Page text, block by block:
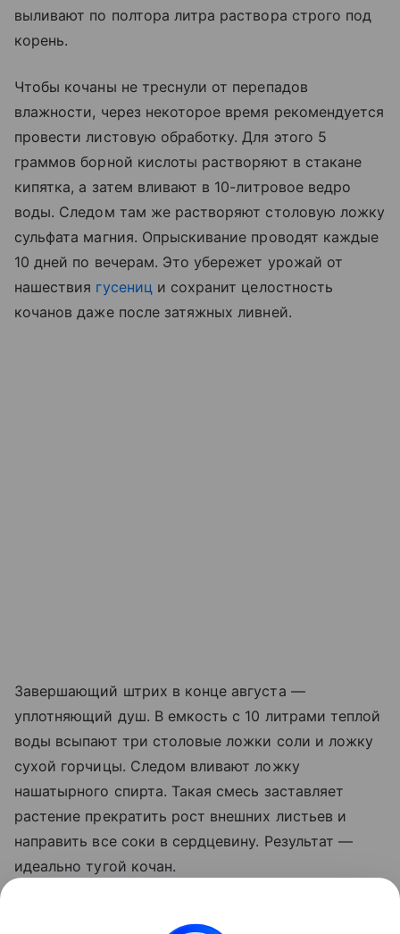
выливают по полтора литра раствора строго под
корень.
Чтобы кочаны не треснули от перепадов
влажности, через некоторое время рекомендуется
провести листовую обработку. Для этого 5
граммов борной кислоты растворяют в стакане
кипятка, а затем вливают в 10-литровое ведро
воды. Следом там же растворяют столовую ложку
сульфата магния. Опрыскивание проводят каждые
10 дней по вечерам. Это убережет урожай от
нашествия гусениц и сохранит целостность
кочанов даже после затяжных ливней.
Завершающий штрих в конце августа —
уплотняющий душ. В емкость с 10 литрами теплой
воды всыпают три столовые ложки соли и ложку
сухой горчицы. Следом вливают ложку
нашатырного спирта. Такая смесь заставляет
растение прекратить рост внешних листьев и
направить все соки в сердцевину. Результат —
идеально тугой кочан.